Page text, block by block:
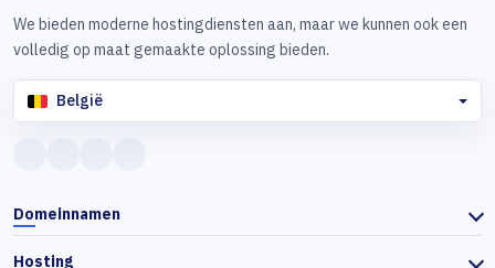
We bieden moderne hostingdiensten aan, maar we kunnen ook een
volledig op maat gemaakte oplossing bieden.
België
Domeinnamen
Hosting